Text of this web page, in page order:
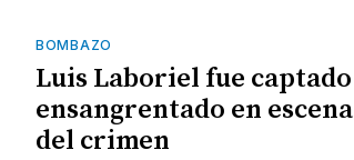
BOMBAZO
Luis Laboriel fue captado
ensangrentado en escena
del crimen